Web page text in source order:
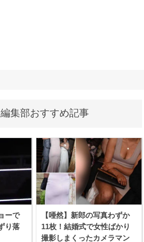
編集部おすすめ記事
ーで
り落
【唖然】新郎の写真わずか
11枚！結婚式で女性ばかり
撮影しまくったカメラマン